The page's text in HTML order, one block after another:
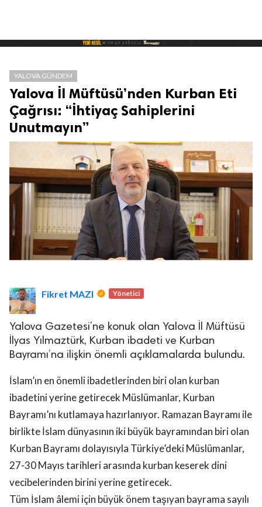
Asayiş
Saklıdır.
YALOVA GÜNDEM
Yalova İl Müftüsü’nden Kurban Eti
Çağrısı: “İhtiyaç Sahiplerini
Unutmayın”
Fikret MAZI Yönetici
Yalova Gazetesi’ne konuk olan Yalova İl Müftüsü
İlyas Yılmaztürk, Kurban ibadeti ve Kurban
Bayramı’na ilişkin önemli açıklamalarda bulundu.
İslam’ın en önemli ibadetlerinden biri olan kurban
ibadetini yerine getirecek Müslümanlar, Kurban
Bayramı’nı kutlamaya hazırlanıyor. Ramazan Bayramı ile
birlikte İslam dünyasının iki büyük bayramından biri olan
Kurban Bayramı dolayısıyla Türkiye’deki Müslümanlar,
27-30 Mayıs tarihleri arasında kurban keserek dini
vecibelerinden birini yerine getirecek.
Tüm İslam âlemi için büyük önem taşıyan bayrama sayılı